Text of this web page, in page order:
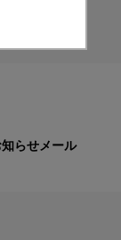
らせメール